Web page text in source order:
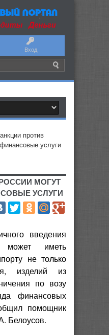
Вход
против
услуги
МОГУТ
УСЛУГИ
введения
может иметь
не только
изделий из
по возу
финансовых
помощник
Белоусов.